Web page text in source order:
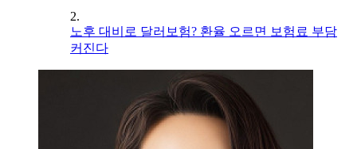
2.
노후 대비로 달러보험? 환율 오르면 보험료 부담
커진다